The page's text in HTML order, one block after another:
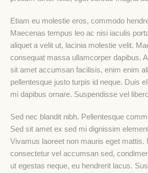
Etiam eu molestie eros, commodo
Maecenas tempus leo ac nisi iaculis
aliquet a velit ut, lacinia molestie velit.
consequat massa ullamcorper dapibus.
sit amet accumsan facilisis, enim enim
pellentesque justo turpis id neque. Duis
mi dapibus ornare. Suspendisse vel
Sed nec blandit nibh. Pellentesque
Sed sit amet ex sed mi dignissim
Vivamus laoreet non mauris eget mattis.
consectetur vel accumsan sed,
ut egestas neque, eu hendrerit lacus.